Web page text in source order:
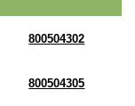
800504302
800504305